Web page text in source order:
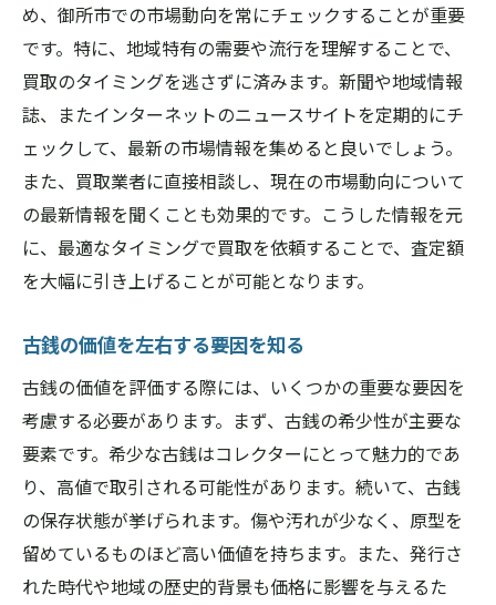
め、御所市での市場動向を常にチェックすることが重要
です。特に、地域特有の需要や流行を理解することで、
買取のタイミングを逃さずに済みます。新聞や地域情報
誌、またインターネットのニュースサイトを定期的にチ
ェックして、最新の市場情報を集めると良いでしょう。
また、買取業者に直接相談し、現在の市場動向について
の最新情報を聞くことも効果的です。こうした情報を元
に、最適なタイミングで買取を依頼することで、査定額
を大幅に引き上げることが可能となります。
古銭の価値を左右する要因を知る
古銭の価値を評価する際には、いくつかの重要な要因を
考慮する必要があります。まず、古銭の希少性が主要な
要素です。希少な古銭はコレクターにとって魅力的であ
り、高値で取引される可能性があります。続いて、古銭
の保存状態が挙げられます。傷や汚れが少なく、原型を
留めているものほど高い価値を持ちます。また、発行さ
れた時代や地域の歴史的背景も価格に影響を与えるた